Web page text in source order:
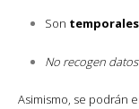
Son temporales
No recogen
Asimismo, se podrán